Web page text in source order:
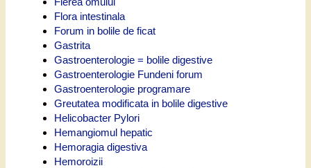
Flora intestinala
Forum in bolile de ficat
Gastrita
Gastroenterologie = bolile digestive
Gastroenterologie Fundeni forum
Gastroenterologie programare
Greutatea modificata in bolile digestive
Helicobacter Pylori
Hemangiomul hepatic
Hemoragia digestiva
Hemoroizii